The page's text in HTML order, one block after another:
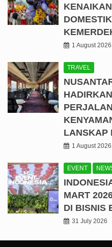
1 August 2026
TRAVEL
LANSKAP
1 August 2026
EVENT
MART
DI BISNIS
31 July 2026